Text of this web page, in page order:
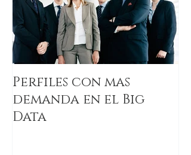
Perfiles con mas
demanda en el Big
Data